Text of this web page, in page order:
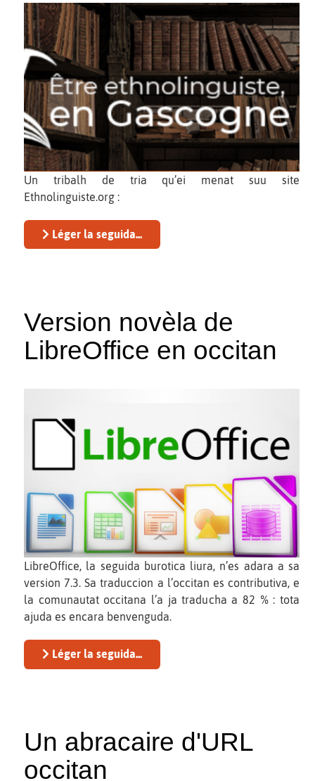
Un tribalh de tria qu’ei menat suu site
Ethnolinguiste.org :
Léger la seguida...
Version novèla de
LibreOffice en occitan
LibreOffice, la seguida burotica liura, n’es adara a sa
version 7.3. Sa traduccion a l’occitan es contributiva, e
la comunautat occitana l’a ja traducha a 82 % : tota
ajuda es encara benvenguda.
Léger la seguida...
Un abracaire d'URL
occitan